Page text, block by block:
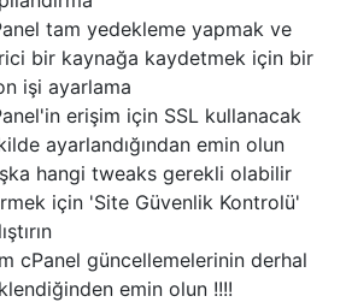
tam yedekleme yapmak ve
bir kaynağa kaydetmek için bir
işi ayarlama
erişim için SSL kullanacak
ayarlandığından emin olun
hangi tweaks gerekli olabilir
için 'Site Güvenlik Kontrolü'
cPanel güncellemelerinin derhal
emin olun !!!!